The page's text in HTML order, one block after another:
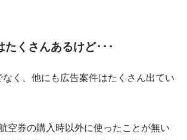
たくさんあるけど･･･
く、他にも広告案件はたくさん出てい
空券の購入時以外に使ったことが無い